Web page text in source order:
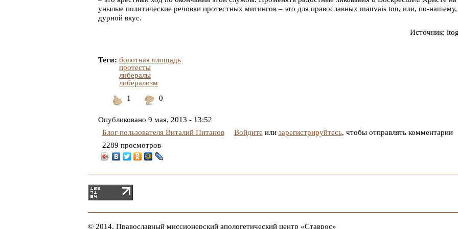
унылые политические речовки протестных митингов – это для православных mauvais ton, или, по-нашему,
дурной вкус.
Источник:
Теги: болотная площадь
протесты
либералы
либерализм
1
понравилось
0
Опубликовано 9 мая, 2013 - 13:52
Блог пользователя Виталий Питанов
Войдите или зарегистрируйтесь, чтобы отправлять комментарии
2289 просмотров
© 2014, Православный миссионерский апологетический центр «Ставрос»